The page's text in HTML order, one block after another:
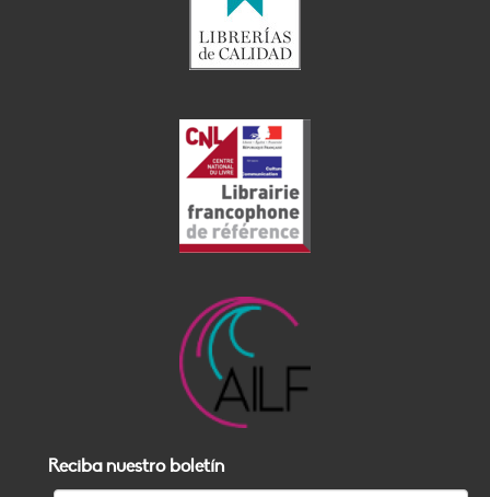
Reciba nuestro boletín